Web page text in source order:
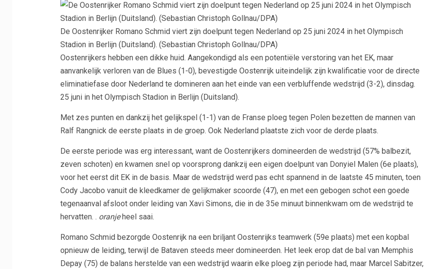
De Oostenrijker Romano Schmid viert zijn doelpunt tegen Nederland op 25 juni 2024 in het Olympisch
Stadion in Berlijn (Duitsland). (Sebastian Christoph Gollnau/DPA)
Oostenrijkers hebben een dikke huid. Aangekondigd als een potentiële verstoring van het EK, maar
aanvankelijk verloren van de Blues (1-0), bevestigde Oostenrijk uiteindelijk zijn kwalificatie voor de directe
eliminatiefase door Nederland te domineren aan het einde van een verbluffende wedstrijd (3-2), dinsdag.
25 juni in het Olympisch Stadion in Berlijn (Duitsland).
Met zes punten en dankzij het gelijkspel (1-1) van de Franse ploeg tegen Polen bezetten de mannen van
Ralf Rangnick de eerste plaats in de groep. Ook Nederland plaatste zich voor de derde plaats.
De eerste periode was erg interessant, want de Oostenrijkers domineerden de wedstrijd (57% balbezit,
zeven schoten) en kwamen snel op voorsprong dankzij een eigen doelpunt van Donyiel Malen (6e plaats),
voor het eerst dit EK in de basis. Maar de wedstrijd werd pas echt spannend in de laatste 45 minuten, toen
Cody Jacobo vanuit de kleedkamer de gelijkmaker scoorde (47), en met een gebogen schot een goede
tegenaanval afsloot onder leiding van Xavi Simons, die in de 35e minuut binnenkwam om de wedstrijd te
hervatten. . oranjeheel saai.
Romano Schmid bezorgde Oostenrijk na een briljant Oostenrijks teamwerk (59e plaats) met een kopbal
opnieuw de leiding, terwijl de Bataven steeds meer domineerden. Het leek erop dat de bal van Memphis
Depay (75) de balans herstelde van een wedstrijd waarin elke ploeg zijn periode had, maar Marcel Sabitzer,